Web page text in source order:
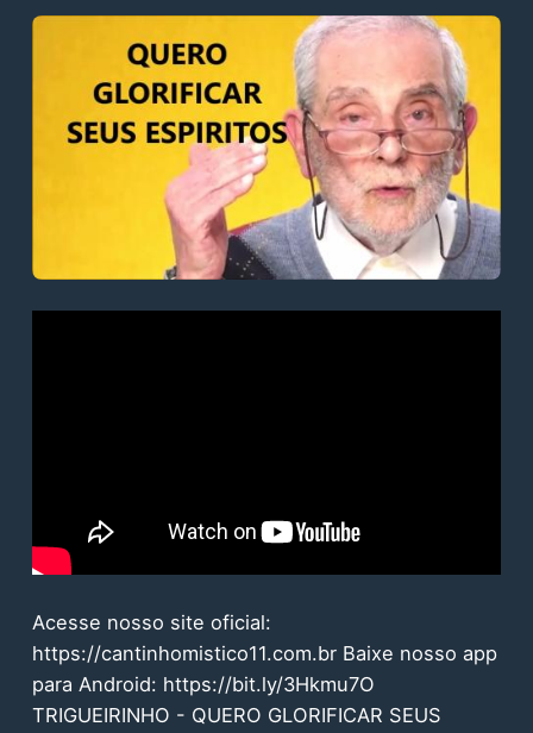
Acesse nosso site oficial:
https://cantinhomistico11.com.br Baixe nosso app
para Android: https://bit.ly/3Hkmu7O
TRIGUEIRINHO - QUERO GLORIFICAR SEUS